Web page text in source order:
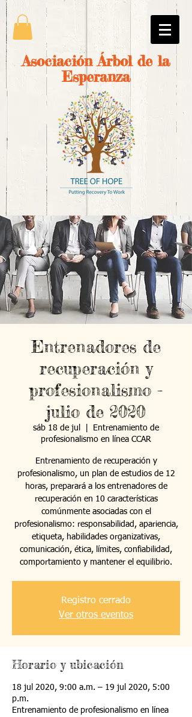
Asociación Árbol de la
Esperanza
Entrenadores de
recuperación y
profesionalismo -
julio de 2020
sáb 18 de jul
Entrenamiento de
profesionalismo en línea CCAR
Entrenamiento de recuperación y
profesionalismo, un plan de estudios de 12
horas, preparará a los entrenadores de
recuperación en 10 características
comúnmente asociadas con el
profesionalismo: responsabilidad, apariencia,
etiqueta, habilidades organizativas,
comunicación, ética, límites, confiabilidad,
comportamiento y mantener el equilibrio.
Registro cerrado
Ver otros eventos
Horario y ubicación
18 jul 2020, 9:00 a.m. – 19 jul 2020, 5:00
p.m.
Entrenamiento de profesionalismo en línea